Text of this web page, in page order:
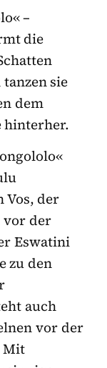
–
die
sie
dem
hinterher.
Vos, der
vor der
Eswatini
zu den
auch
vor der
Mit